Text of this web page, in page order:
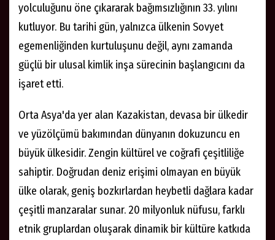
yolculuğunu öne çıkararak bağımsızlığının 33. yılını
kutluyor. Bu tarihi gün, yalnızca ülkenin Sovyet
egemenliğinden kurtuluşunu değil, aynı zamanda
güçlü bir ulusal kimlik inşa sürecinin başlangıcını da
işaret etti.
Orta Asya'da yer alan Kazakistan, devasa bir ülkedir
ve yüzölçümü bakımından dünyanın dokuzuncu en
büyük ülkesidir. Zengin kültürel ve coğrafi çeşitliliğe
sahiptir. Doğrudan deniz erişimi olmayan en büyük
ülke olarak, geniş bozkırlardan heybetli dağlara kadar
çeşitli manzaralar sunar. 20 milyonluk nüfusu, farklı
etnik gruplardan oluşarak dinamik bir kültüre katkıda